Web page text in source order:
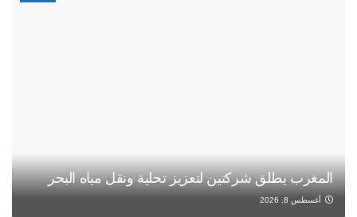
المغرب يطلق شركتين لتعزيز تحلية ونقل مياه البحر
أغسطس 8, 2026